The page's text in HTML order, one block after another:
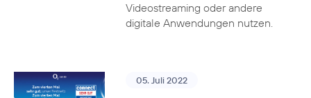
Videostreaming oder andere
digitale Anwendungen nutzen.
05. Juli 2022